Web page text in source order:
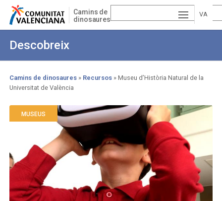
Skip
main
Camins de
dinosaures
VA
Descobreix
Breadcrumb
Camins de dinosaures Recursos
Museu d’Història Natural de la
Universitat de València
MUSEUS